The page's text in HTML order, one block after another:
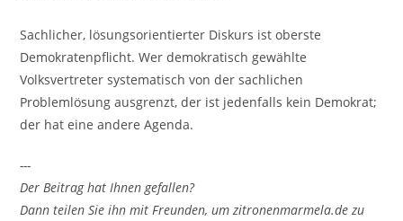
Sachlicher, lösungsorientierter Diskurs ist oberste
Demokratenpflicht. Wer demokratisch gewählte
Volksvertreter systematisch von der sachlichen
Problemlösung ausgrenzt, der ist jedenfalls kein Demokrat;
der hat eine andere Agenda.
---
Der Beitrag hat Ihnen gefallen?
Dann teilen Sie ihn mit Freunden, um zitronenmarmela.de zu